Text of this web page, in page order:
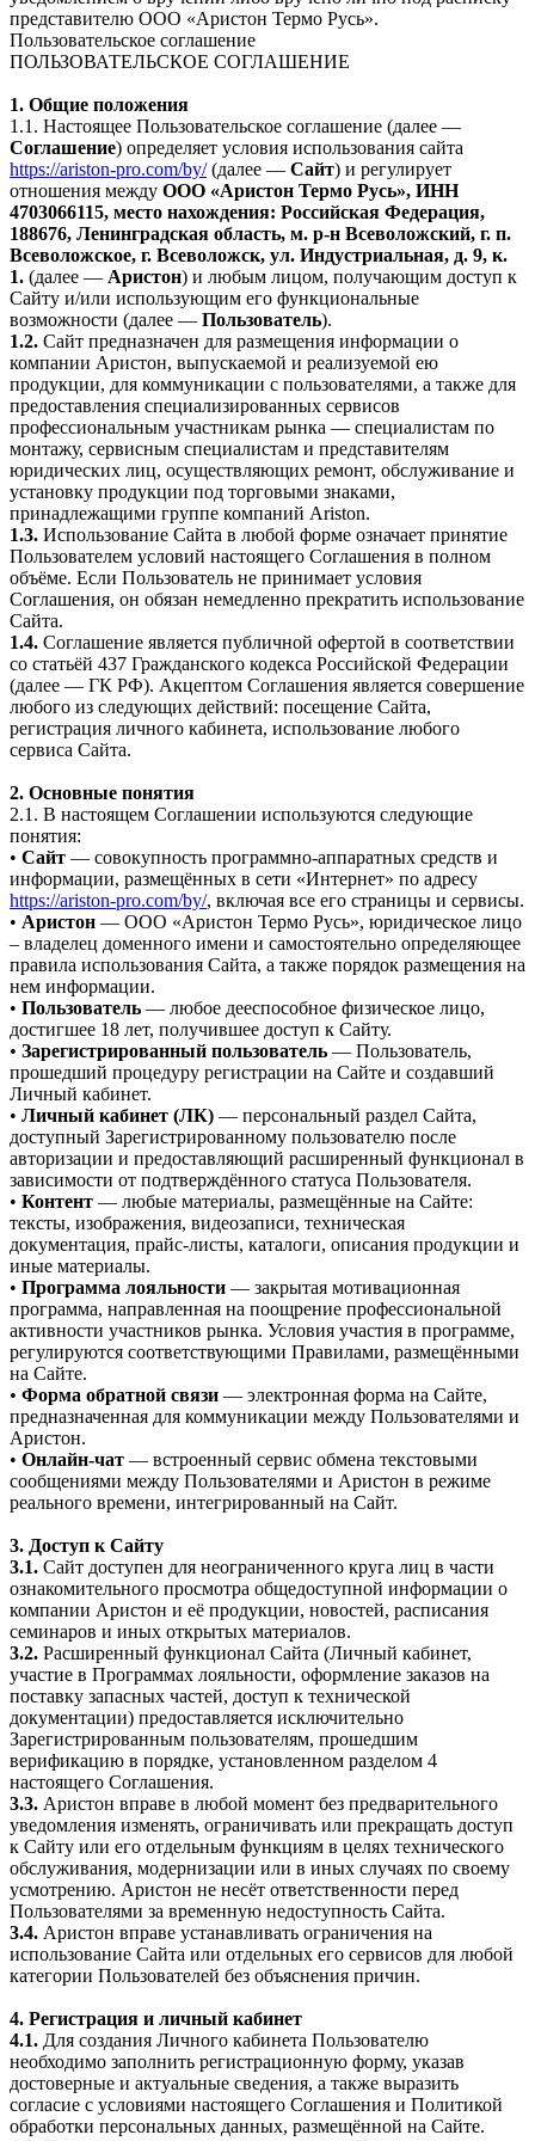
представителю ООО «Аристон Термо Русь».
Пользовательское соглашение
ПОЛЬЗОВАТЕЛЬСКОЕ СОГЛАШЕНИЕ
1. Общие положения
1.1. Настоящее Пользовательское соглашение (далее —
Соглашение) определяет условия использования сайта
https://ariston-pro.com/by/(далее — Сайт) и регулирует
отношения между ООО «Аристон Термо Русь», ИНН
4703066115, место нахождения: Российская Федерация,
188676, Ленинградская область, м. р-н Всеволожский, г. п.
Всеволожское, г. Всеволожск, ул. Индустриальная, д. 9, к.
1. (далее — Аристон) и любым лицом, получающим доступ к
Сайту и/или использующим его функциональные
возможности (далее — Пользователь).
1.2. Сайт предназначен для размещения информации о
компании Аристон, выпускаемой и реализуемой ею
продукции, для коммуникации с пользователями, а также для
предоставления специализированных сервисов
профессиональным участникам рынка — специалистам по
монтажу, сервисным специалистам и представителям
юридических лиц, осуществляющих ремонт, обслуживание и
установку продукции под торговыми знаками,
принадлежащими группе компаний Ariston.
1.3. Использование Сайта в любой форме означает принятие
Пользователем условий настоящего Соглашения в полном
объёме. Если Пользователь не принимает условия
Соглашения, он обязан немедленно прекратить использование
Сайта.
1.4. Соглашение является публичной офертой в соответствии
со статьёй 437 Гражданского кодекса Российской Федерации
(далее — ГК РФ). Акцептом Соглашения является совершение
любого из следующих действий: посещение Сайта,
регистрация личного кабинета, использование любого
сервиса Сайта.
2. Основные понятия
2.1. В настоящем Соглашении используются следующие
понятия:
• Сайт — совокупность программно-аппаратных средств и
информации, размещённых в сети «Интернет» по адресу
https://ariston-pro.com/by/, включая все его страницы и сервисы.
• Аристон — ООО «Аристон Термо Русь», юридическое лицо
– владелец доменного имени и самостоятельно определяющее
правила использования Сайта, а также порядок размещения на
нем информации.
• Пользователь — любое дееспособное физическое лицо,
достигшее 18 лет, получившее доступ к Сайту.
• Зарегистрированный пользователь — Пользователь,
прошедший процедуру регистрации на Сайте и создавший
Личный кабинет.
• Личный кабинет (ЛК) — персональный раздел Сайта,
доступный Зарегистрированному пользователю после
авторизации и предоставляющий расширенный функционал в
зависимости от подтверждённого статуса Пользователя.
• Контент — любые материалы, размещённые на Сайте:
тексты, изображения, видеозаписи, техническая
документация, прайс-листы, каталоги, описания продукции и
иные материалы.
• Программа лояльности — закрытая мотивационная
программа, направленная на поощрение профессиональной
активности участников рынка. Условия участия в программе,
регулируются соответствующими Правилами, размещёнными
на Сайте.
• Форма обратной связи — электронная форма на Сайте,
предназначенная для коммуникации между Пользователями и
Аристон.
• Онлайн-чат — встроенный сервис обмена текстовыми
сообщениями между Пользователями и Аристон в режиме
реального времени, интегрированный на Сайт.
3. Доступ к Сайту
3.1. Сайт доступен для неограниченного круга лиц в части
ознакомительного просмотра общедоступной информации о
компании Аристон и её продукции, новостей, расписания
семинаров и иных открытых материалов.
3.2. Расширенный функционал Сайта (Личный кабинет,
участие в Программах лояльности, оформление заказов на
поставку запасных частей, доступ к технической
документации) предоставляется исключительно
Зарегистрированным пользователям, прошедшим
верификацию в порядке, установленном разделом 4
настоящего Соглашения.
3.3. Аристон вправе в любой момент без предварительного
уведомления изменять, ограничивать или прекращать доступ
к Сайту или его отдельным функциям в целях технического
обслуживания, модернизации или в иных случаях по своему
усмотрению. Аристон не несёт ответственности перед
Пользователями за временную недоступность Сайта.
3.4. Аристон вправе устанавливать ограничения на
использование Сайта или отдельных его сервисов для любой
категории Пользователей без объяснения причин.
4. Регистрация и личный кабинет
4.1. Для создания Личного кабинета Пользователю
необходимо заполнить регистрационную форму, указав
достоверные и актуальные сведения, а также выразить
согласие с условиями настоящего Соглашения и Политикой
обработки персональных данных, размещённой на Сайте.